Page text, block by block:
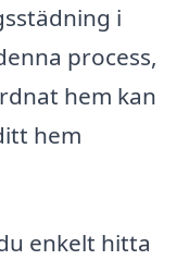
i
process,
hem kan
hem
enkelt hitta